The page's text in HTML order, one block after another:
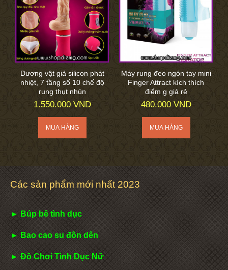
Dương vật giả silicon phát
nhiệt, 7 tầng số 10 chế độ
rung thụt nhún
1.550.000 VND
Máy rung đeo ngón tay mini
Finger Attract kích thích
điểm g giá rẻ
480.000 VND
Các sản phẩm mới nhất 2023
► Búp bê tình dục
► Bao cao su đôn dên
► Đồ Chơi Tình Dục Nữ